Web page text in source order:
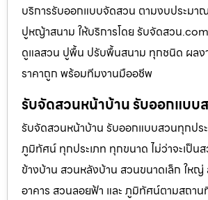
บริการรับออกแบบจัดสวน ตามงบประมา
ปูหญ้าสนาม ให้บริการโดย รับจัดสวน
ดูแลสวน ปูพื้น ปรับพื้นสนาม ทุกชนิด ผลง
ราคาถูก พร้อมทีมงานมืออชีพ
รับจัดสวนหน้าบ้าน รับออกแบบ
รับจัดสวนหน้าบ้าน รับออกแบบสวนทุกปร
ภูมิทัศน์ ทุกประเภท ทุกขนาด ไม่ว่าจะเป็น
ข้างบ้าน สวนหลังบ้าน สวนขนาดเล็ก ให
อาคาร สวนลอยฟ้า และ ภูมิทัศน์ตามสถาน